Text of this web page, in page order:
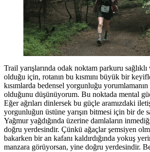
Trail yarışlarında odak noktam parkuru
olduğu için, rotanın bu kısmını büyük bir
kısımlarda bedensel yorgunluğu
olduğunu düşünüyorum. Bu noktada mental
Eğer ağrıları dinlersek bu güçle aramızdaki
yorgunluğun üstüne yarışın bitmesi için bir de
Yağmur yağdığında üzerine damlaların
doğru yerdesindir. Çünkü ağaçlar şemsiyen
bakarken bir an kafanı kaldırdığında yokuş
manzara görüyorsan, yine doğru yerdesindir.